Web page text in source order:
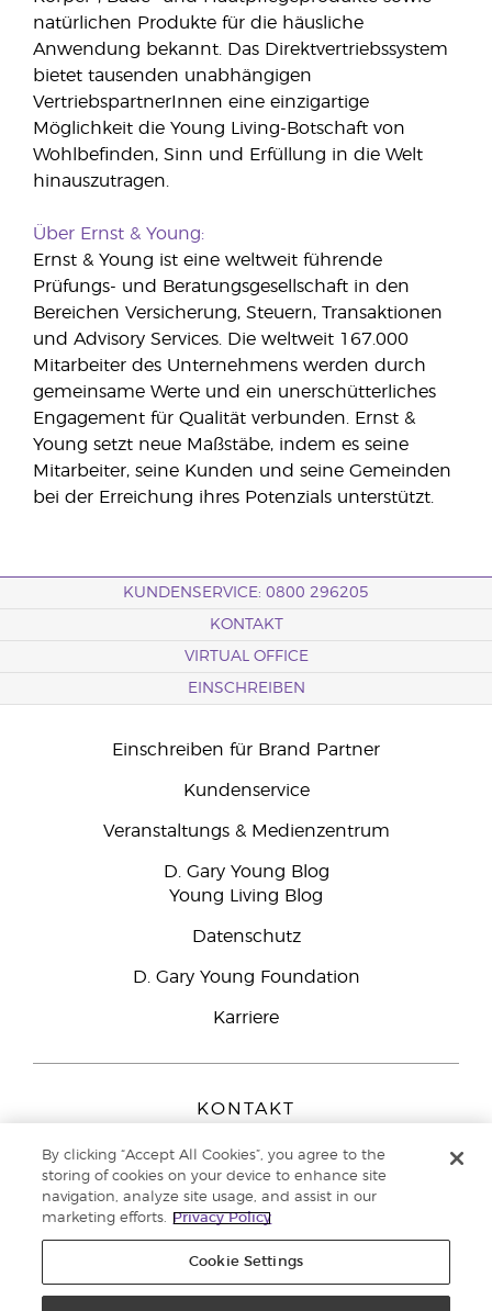
natürlichen Produkte für die häusliche
Anwendung bekannt. Das Direktvertriebssystem
bietet tausenden unabhängigen
VertriebspartnerInnen eine einzigartige
Möglichkeit die Young Living-Botschaft von
Wohlbefinden, Sinn und Erfüllung in die Welt
hinauszutragen.
Über Ernst & Young:
Ernst & Young ist eine weltweit führende
Prüfungs- und Beratungsgesellschaft in den
Bereichen Versicherung, Steuern, Transaktionen
und Advisory Services. Die weltweit 167.000
Mitarbeiter des Unternehmens werden durch
gemeinsame Werte und ein unerschütterliches
Engagement für Qualität verbunden. Ernst &
Young setzt neue Maßstäbe, indem es seine
Mitarbeiter, seine Kunden und seine Gemeinden
bei der Erreichung ihres Potenzials unterstützt.
KUNDENSERVICE: 0800 296205
KONTAKT
VIRTUAL OFFICE
EINSCHREIBEN
Einschreiben für Brand Partner
Kundenservice
Veranstaltungs & Medienzentrum
D. Gary Young Blog
Young Living Blog
Datenschutz
D. Gary Young Foundation
Karriere
KONTAKT
Peizerweg 97
9727 AJ Groningen
Netherlands
Kundenservice:0800-296205
By clicking “Accept All Cookies”, you agree to the
storing of cookies on your device to enhance site
navigation, analyze site usage, and assist in our
marketing efforts.
Privacy Policy
Cookie Settings